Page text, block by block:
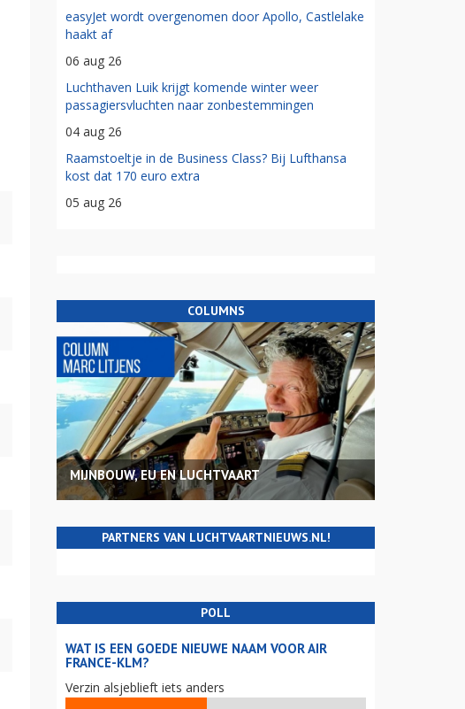
easyJet wordt overgenomen door Apollo, Castlelake
haakt af
06 aug 26
Luchthaven Luik krijgt komende winter weer
passagiersvluchten naar zonbestemmingen
04 aug 26
Raamstoeltje in de Business Class? Bij Lufthansa
kost dat 170 euro extra
05 aug 26
COLUMNS
MIJNBOUW, EU EN LUCHTVAART
PARTNERS VAN LUCHTVAARTNIEUWS.NL!
POLL
WAT IS EEN GOEDE NIEUWE NAAM VOOR AIR
FRANCE-KLM?
Verzin alsjeblieft iets anders